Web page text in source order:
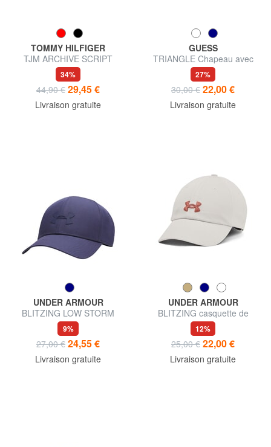
TOMMY HILFIGER
TJM ARCHIVE SCRIPT
Casquette de baseball
34%
44,90 € 29,45 €
Livraison gratuite
GUESS
TRIANGLE Chapeau avec
visière
27%
30,00 € 22,00 €
Livraison gratuite
UNDER ARMOUR
BLITZING LOW STORM
casquette de baseball
9%
27,00 € 24,55 €
Livraison gratuite
UNDER ARMOUR
BLITZING casquette de
baseball
12%
25,00 € 22,00 €
Livraison gratuite